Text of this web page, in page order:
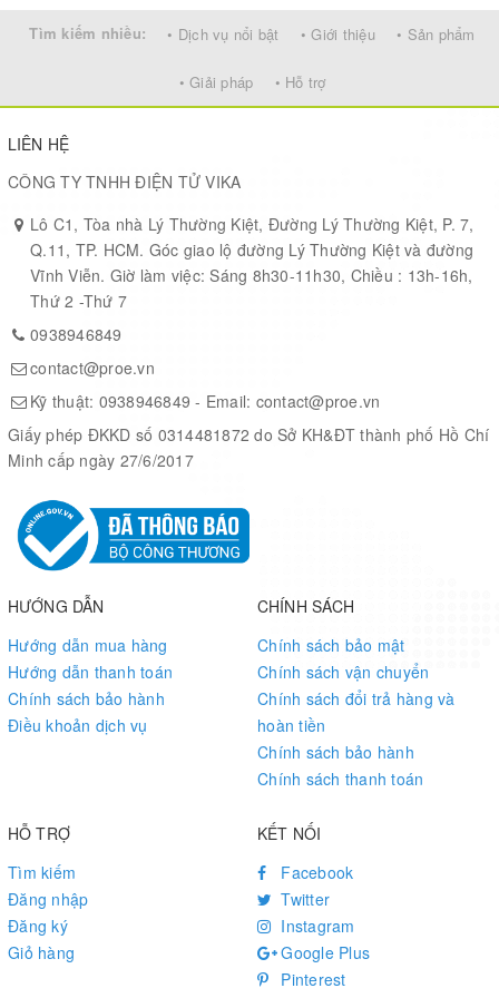
18 x Digital I/Os
MCU wake up by UART or Interrupt
LoRa™ Modem
Preamble detection
Baud rate configurable
LoRaWAN 1.0.2 Specification
Open source hardware / software
Available Band:433/868/915/920 Mhz
IP68 Waterproof Enclosure
Ultra Low Power consumption
AT Commands to setup parameters
4000mAh Battery for Long term use
Applications:
Home and Building Automation
Automated Meter Reading
Industrial Monitoring and Control
Long range Irrigation Systems,etc.
LoRa Spec
168 dB maximum link budget.
+20 dBm - 100 mW constant RF output vs.
+14 dBm high efficiency PA.
Programmable bit rate up to 300 kbps.
High sensitivity: down to -148 dBm.
Bullet-proof front end: IIP3 = -12.5 dBm.
Low RX current of 10.3 mA, 200 nA register retention.
Fully integrated synthesizer with a resolution of 61 Hz.
FSK, GFSK, MSK, GMSK, LoRaTM and OOK modulation.
Built-in bit synchronizer for clock recovery.
Preamble detection.
127 dB Dynamic Range RSSI.
Automatic RF Sense and CAD with ultra-fast AFC.
Tìm kiếm nhiều: • Dịch vụ nổi bật • Giới thiệu • Sản phẩm
• Giải pháp • Hỗ trợ
LIÊN HỆ
CÔNG TY TNHH ĐIỆN TỬ VIKA
Lô C1, Tòa nhà Lý Thường Kiệt, Đường Lý Thường Kiệt, P. 7,
Q.11, TP. HCM. Góc giao lộ đường Lý Thường Kiệt và đường
Vĩnh Viễn. Giờ làm việc: Sáng 8h30-11h30, Chiều : 13h-16h,
Thứ 2 -Thứ 7
0938946849
contact@proe.vn
Kỹ thuật: 0938946849 - Email: contact@proe.vn
Giấy phép ĐKKD số 0314481872 do Sở KH&ĐT thành phố Hồ Chí
Minh cấp ngày 27/6/2017
HƯỚNG DẪN
Hướng dẫn mua hàng
Hướng dẫn thanh toán
Chính sách bảo hành
Điều khoản dịch vụ
CHÍNH SÁCH
Chính sách bảo mật
Chính sách vận chuyển
Chính sách đổi trả hàng và
hoàn tiền
Chính sách bảo hành
Chính sách thanh toán
HỖ TRỢ
Tìm kiếm
Đăng nhập
Đăng ký
Giỏ hàng
KẾT NỐI
Facebook
Twitter
Instagram
Google Plus
Pinterest